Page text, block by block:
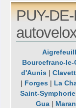
PUY-
Bourcefranc-le-
d'Aunis |
| Forges | La
Saint-
Gua |